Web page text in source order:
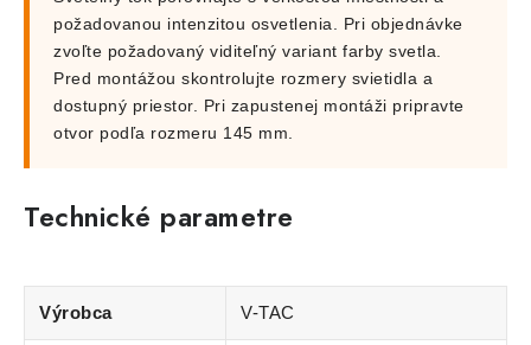
požadovanou intenzitou osvetlenia. Pri objednávke
zvoľte požadovaný viditeľný variant farby svetla.
Pred montážou skontrolujte rozmery svietidla a
dostupný priestor. Pri zapustenej montáži pripravte
otvor podľa rozmeru 145 mm.
Technické parametre
Výrobca V-TAC